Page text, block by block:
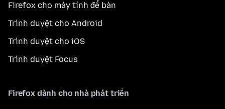
Firefox cho máy tính để bàn
Trình duyệt cho Android
Trình duyệt cho iOS
Trình duyệt Focus
Firefox dành cho nhà phát triển